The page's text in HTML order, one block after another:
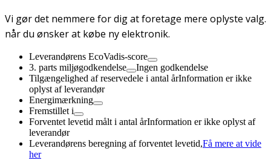
Vi gør det nemmere for dig at foretage mere oplyste valg.
når du ønsker at købe ny elektronik.
Leverandørens EcoVadis-score
3. parts miljøgodkendelse
Ingen godkendelse
Tilgængelighed af reservedele i antal årInformation er ikke
oplyst af leverandør
Energimærkning
Fremstillet i
Forventet levetid målt i antal årInformation er ikke oplyst af
leverandør
Leverandørens beregning af forventet levetid,Få mere at vide
her